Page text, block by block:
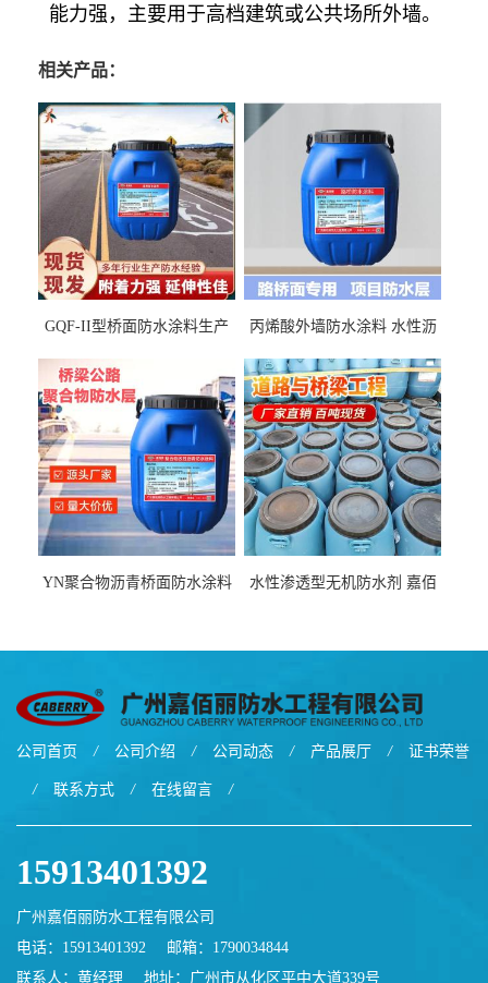
能力强，主要用于高档建筑或公共场所外墙。
相关产品：
GQF-II型桥面防水涂料生产
丙烯酸外墙防水涂料 水性沥
厂家
YN聚合物沥青桥面防水涂料
水性渗透型无机防水剂 嘉佰
公司首页 / 公司介绍 / 公司动态 / 产品展厅 / 证书荣誉
/ 联系方式 / 在线留言 /
15913401392
广州嘉佰丽防水工程有限公司
电话：15913401392
邮箱： 1790034844
联系人：黄经理
地址：广州市从化区平中大道339号